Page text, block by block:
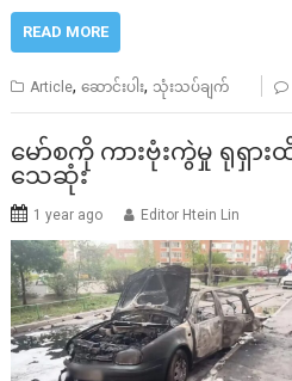
READ MORE
Article,ဆောင်းပါး, သုံးသပ်ချက်
မော်စကို ကားဗုံးကွဲမှု ရုရှာ
သေဆုံး
1 year ago Editor Htein Lin